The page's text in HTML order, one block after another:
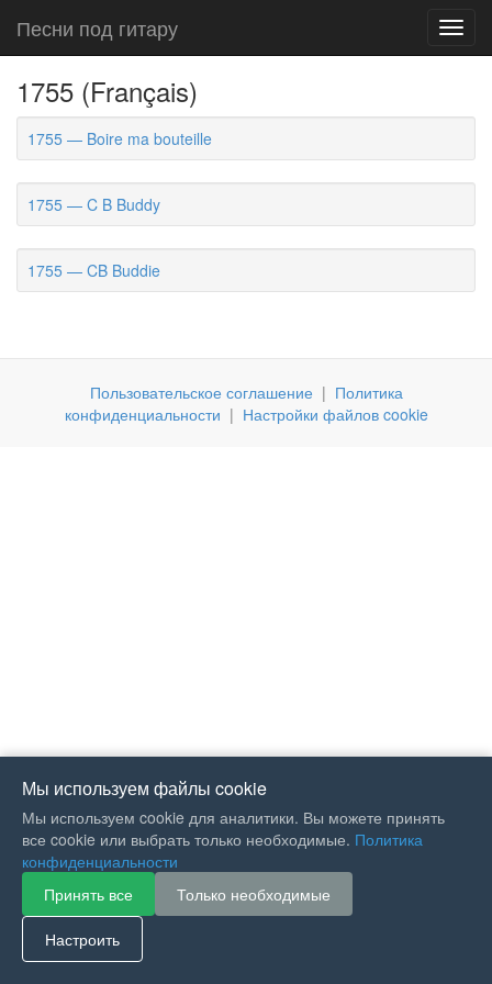
Песни под гитару
1755 (Français)
1755 — Boire ma bouteille
1755 — C B Buddy
1755 — CB Buddie
Пользовательское соглашение | Политика
конфиденциальности | Настройки файлов cookie
Мы используем файлы cookie
Мы используем cookie для аналитики. Вы можете принять
все cookie или выбрать только необходимые. Политика
конфиденциальности
Принять все
Только необходимые
Настроить
If you like Guitar Songs, you
can buy me a coffee :)